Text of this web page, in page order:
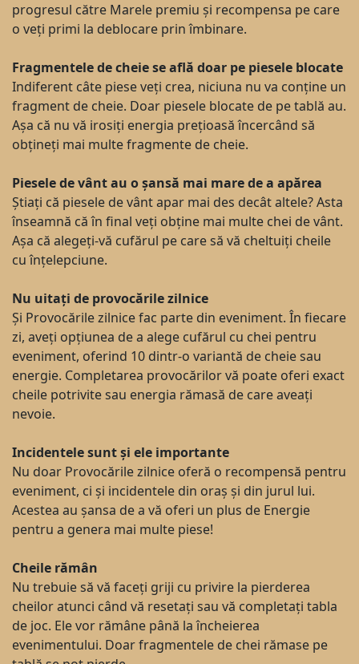
progresul către Marele premiu și recompensa pe care
o veți primi la deblocare prin îmbinare.
Fragmentele de cheie se află doar pe piesele blocate
Indiferent câte piese veți crea, niciuna nu va conține un
fragment de cheie. Doar piesele blocate de pe tablă au.
Așa că nu vă irosiți energia prețioasă încercând să
obțineți mai multe fragmente de cheie.
Piesele de vânt au o șansă mai mare de a apărea
Știați că piesele de vânt apar mai des decât altele? Asta
înseamnă că în final veți obține mai multe chei de vânt.
Așa că alegeți-vă cufărul pe care să vă cheltuiți cheile
cu înțelepciune.
Nu uitați de provocările zilnice
Și Provocările zilnice fac parte din eveniment. În fiecare
zi, aveți opțiunea de a alege cufărul cu chei pentru
eveniment, oferind 10 dintr-o variantă de cheie sau
energie. Completarea provocărilor vă poate oferi exact
cheile potrivite sau energia rămasă de care aveați
nevoie.
Incidentele sunt și ele importante
Nu doar Provocările zilnice oferă o recompensă pentru
eveniment, ci și incidentele din oraș și din jurul lui.
Acestea au șansa de a vă oferi un plus de Energie
pentru a genera mai multe piese!
Cheile rămân
Nu trebuie să vă faceți griji cu privire la pierderea
cheilor atunci când vă resetați sau vă completați tabla
de joc. Ele vor rămâne până la încheierea
evenimentului. Doar fragmentele de chei rămase pe